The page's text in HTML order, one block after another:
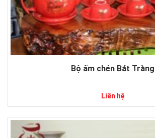
Bộ ấm chén Bát Tràng
Liên hệ